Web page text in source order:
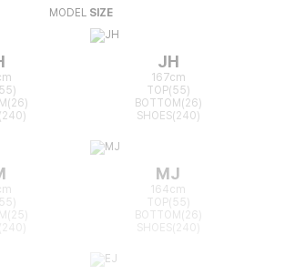
MODEL SIZE
JH
167cm
TOP(55)
BOTTOM(26)
SHOES(240)
MJ
164cm
TOP(55)
BOTTOM(26)